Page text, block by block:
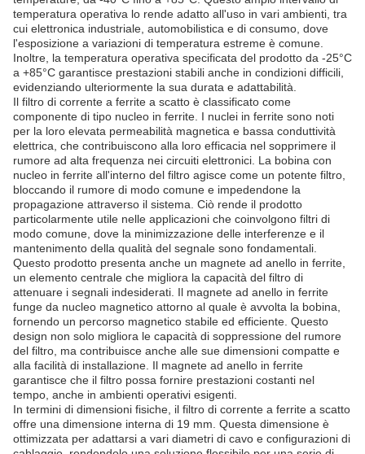
temperatura operativa lo rende adatto all'uso in vari ambienti, tra
cui elettronica industriale, automobilistica e di consumo, dove
l'esposizione a variazioni di temperatura estreme è comune.
Inoltre, la temperatura operativa specificata del prodotto da -25°C
a +85°C garantisce prestazioni stabili anche in condizioni difficili,
evidenziando ulteriormente la sua durata e adattabilità.
Il filtro di corrente a ferrite a scatto è classificato come
componente di tipo nucleo in ferrite. I nuclei in ferrite sono noti
per la loro elevata permeabilità magnetica e bassa conduttività
elettrica, che contribuiscono alla loro efficacia nel sopprimere il
rumore ad alta frequenza nei circuiti elettronici. La bobina con
nucleo in ferrite all'interno del filtro agisce come un potente filtro,
bloccando il rumore di modo comune e impedendone la
propagazione attraverso il sistema. Ciò rende il prodotto
particolarmente utile nelle applicazioni che coinvolgono filtri di
modo comune, dove la minimizzazione delle interferenze e il
mantenimento della qualità del segnale sono fondamentali.
Questo prodotto presenta anche un magnete ad anello in ferrite,
un elemento centrale che migliora la capacità del filtro di
attenuare i segnali indesiderati. Il magnete ad anello in ferrite
funge da nucleo magnetico attorno al quale è avvolta la bobina,
fornendo un percorso magnetico stabile ed efficiente. Questo
design non solo migliora le capacità di soppressione del rumore
del filtro, ma contribuisce anche alle sue dimensioni compatte e
alla facilità di installazione. Il magnete ad anello in ferrite
garantisce che il filtro possa fornire prestazioni costanti nel
tempo, anche in ambienti operativi esigenti.
In termini di dimensioni fisiche, il filtro di corrente a ferrite a scatto
offre una dimensione interna di 19 mm. Questa dimensione è
ottimizzata per adattarsi a vari diametri di cavo e configurazioni di